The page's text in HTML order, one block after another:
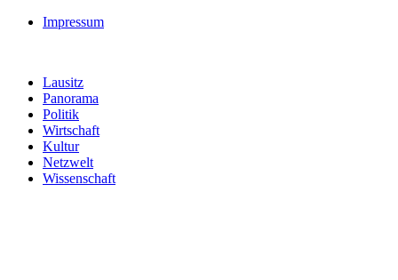
Impressum
Lausitz
Panorama
Politik
Wirtschaft
Kultur
Netzwelt
Wissenschaft